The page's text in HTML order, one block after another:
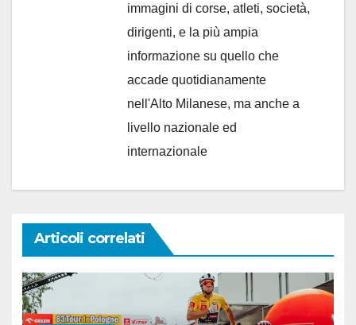
immagini di corse, atleti, società,
dirigenti, e la più ampia
informazione su quello che
accade quotidianamente
nell'Alto Milanese, ma anche a
livello nazionale ed
internazionale
Articoli correlati